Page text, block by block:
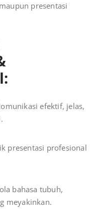
presentasi
efektif, jelas,
presentasi profesional
bahasa tubuh,
meyakinkan.